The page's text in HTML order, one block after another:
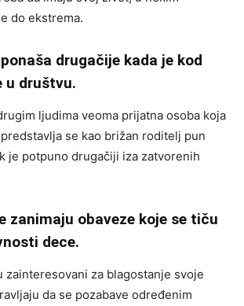
do ekstrema.
drugačije kada je kod
u društvu.
ljudima veoma prijatna osoba koja
se kao brižan roditelj pun
je potpuno drugačiji iza zatvorenih
zanimaju obaveze koje se tiču
dece.
zainteresovani za blagostanje svoje
da se pozabave određenim